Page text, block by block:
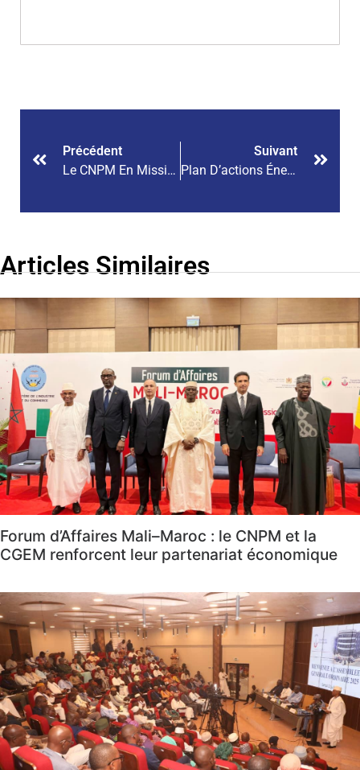
Précédent
Le CNPM En Mission D’échanges En Côte D’Ivoire Pour Renforcer Les Filières Agricoles
Suivant
Plan D’actions Énergie : Le CNPM Présente Ses Recommandations Au Ministre De L’Énergie
Articles Similaires
Forum d’Affaires Mali–Maroc : le CNPM et la
CGEM renforcent leur partenariat économique